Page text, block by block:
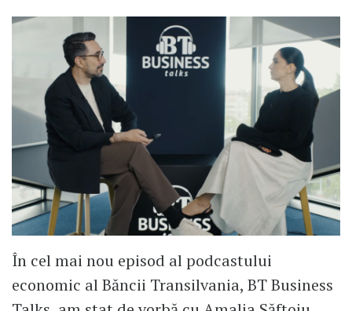
În cel mai nou episod al podcastului
economic al Băncii Transilvania, BT Business